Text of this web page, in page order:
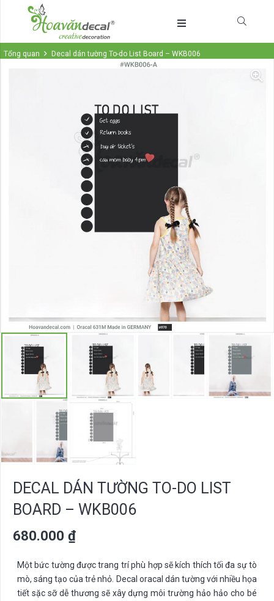
Tổng quan Decal dán tường To-do List Board – WKB006
DECAL DÁN TƯỜNG TO-DO LIST
BOARD – WKB006
680.000 ₫
Một bức tường được trang trí phù hợp sẽ kích thích tối đa sự tò
mò, sáng tạo của trẻ nhỏ. Decal oracal dán tường với nhiều họa
tiết sặc sỡ dễ thương sẽ xây dựng môi trường hảo hảo cho bé